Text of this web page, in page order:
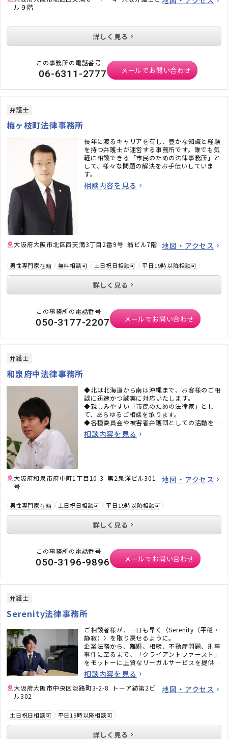
ル９階
詳しく見る
この事務所の電話番号
06-6311-2777 メールでお問い合わせ
弁護士
梅ヶ枝町法律事務所
長年に渡るキャリアを有し、豊かな知識と経験
を持つ弁護士が運営する事務所です。誰でも気
軽に相談できる「市民のための法律事務所」と
して、様々な問題の解決をお手伝いしていま
す。
相談内容を見る
大阪府大阪市北区西天満3丁目2番9号 翁ビル7階 地図・アクセス
男性専門家在籍 無料相談可 土日祝日相談可 平日19時以降相談可
詳しく見る
この事務所の電話番号
050-3177-2207 メールでお問い合わせ
弁護士
和泉府中法律事務所
◆北は北海道から南は沖縄まで、お客様のご相
談に迅速かつ誠実に対応いたします。
◆親しみやすい「市民のための法律家」とし
て、あらゆるご相談を承ります。
◆各種委員会や被害者弁護団としての活動を通
じて幅広い問題に取り組んでいます。
相談内容を見る
大阪府和泉市府中町1丁目10-3 第2泉洋ビル301
号
地図・アクセス
男性専門家在籍 土日祝日相談可 平日19時以降相談可
詳しく見る
この事務所の電話番号
050-3196-9896 メールでお問い合わせ
弁護士
Serenity法律事務所
ご相談者様が、一日も早く〈Serenity（平穏・
静寂）〉を取り戻せるように。
企業法務から、離婚、相続、不動産問題、刑事
事件に至るまで、「クライアントファースト」
をモットーに上質なリーガルサービスを提供い
たします。
相談内容を見る
大阪府大阪市中央区淡路町3-2-8 トーア紡第2ビ
ル302
地図・アクセス
土日祝日相談可 平日19時以降相談可
詳しく見る